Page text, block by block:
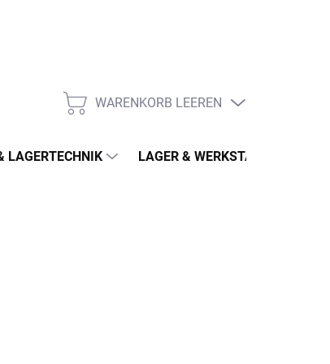
WARENKORB
WARENKORB LEEREN
LAGERTECHNIK LAGER & WERKSTATT